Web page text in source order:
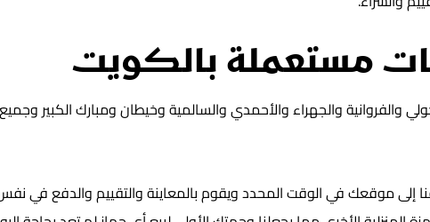
مستعملة بالكويت
والجهراء والأحمدي والسالمية وخيطان ومبارك الكبير
موقعك في الوقت المحدد ويقوم بالمعاينة والتقييم والدفع في نفس